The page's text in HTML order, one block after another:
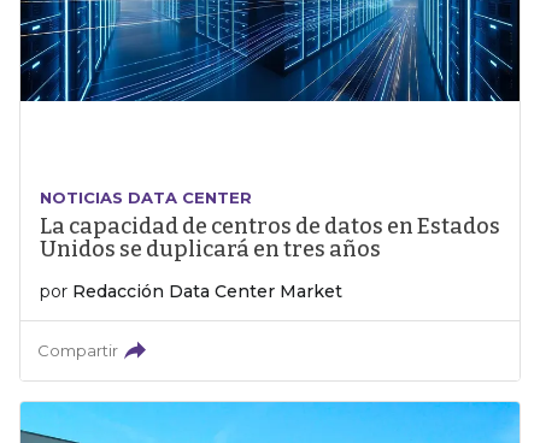
NOTICIAS DATA CENTER
La capacidad de centros de datos en Estados
Unidos se duplicará en tres años
por Redacción Data Center Market
Compartir